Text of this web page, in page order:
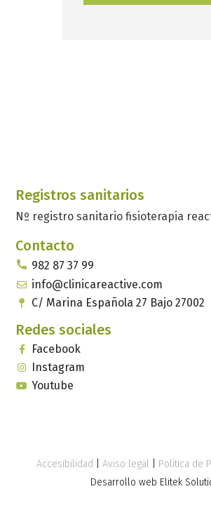
Registros sanitarios
Nº registro sanitario fisioterapia
Contacto
982 87 37 99
info@clinicareactive.com
C/ Marina Española 27 Bajo 27002
Redes sociales
Facebook
Instagram
Youtube
Accesibilidad Aviso legal
Política de
Desarrollo web Elitek